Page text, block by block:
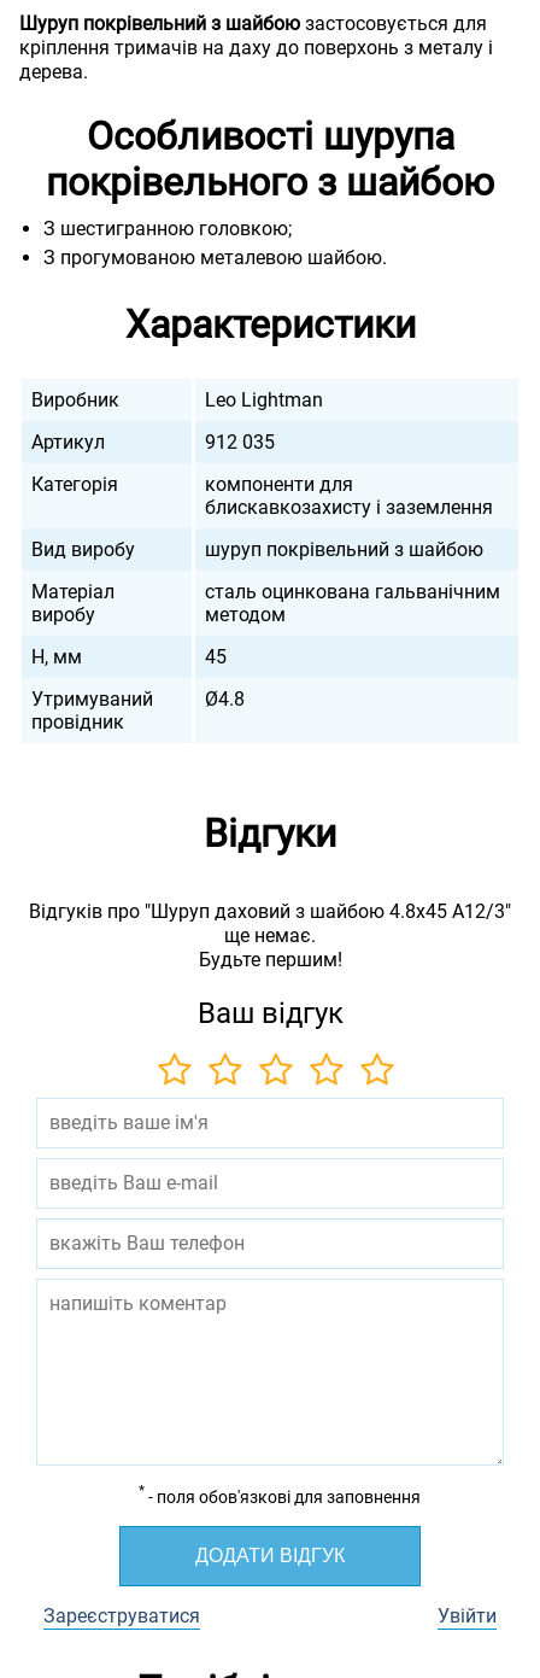
Шуруп покрівельний з шайбою застосовується для
кріплення тримачів на даху до поверхонь з металу і
дерева.
Особливості шурупа
покрівельного з шайбою
З шестигранною головкою;
З прогумованою металевою шайбою.
Характеристики
Виробник
Leo Lightman
Артикул
912 035
Категорія
компоненти для
блискавкозахисту і заземлення
Вид виробу
шуруп покрівельний з шайбою
Матеріал
виробу
сталь оцинкована гальванічним
методом
H, мм
45
Утримуваний
провідник
Ø4.8
Відгуки
Відгуків про "Шуруп даховий з шайбою 4.8х45 A12/3"
ще немає.
Будьте першим!
Ваш відгук
* - поля обов'язкові для заповнення
ДОДАТИ ВІДГУК
Зареєструватися Увійти